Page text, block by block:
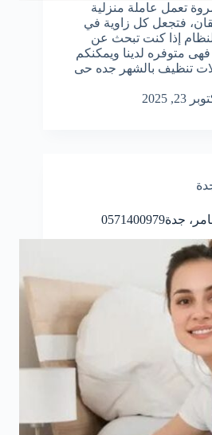
تعمل عاملة منزلية
فتجعل كل زاوية في
إذا كنت تبحث عن
متوفره لدينا ويمكنكم
تنظيف بالشهر جده حى
23, 2025